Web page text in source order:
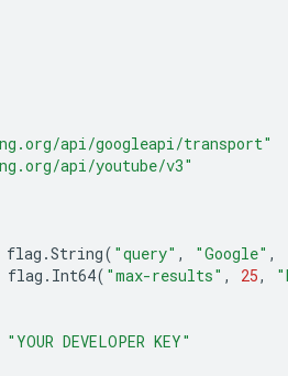
api/googleapi/transport"
api/youtube/v3"
flag .String( "query" , "Google" ,
flag . Int64( "max-results" , 25,
"YOUR DEVELOPER KEY"